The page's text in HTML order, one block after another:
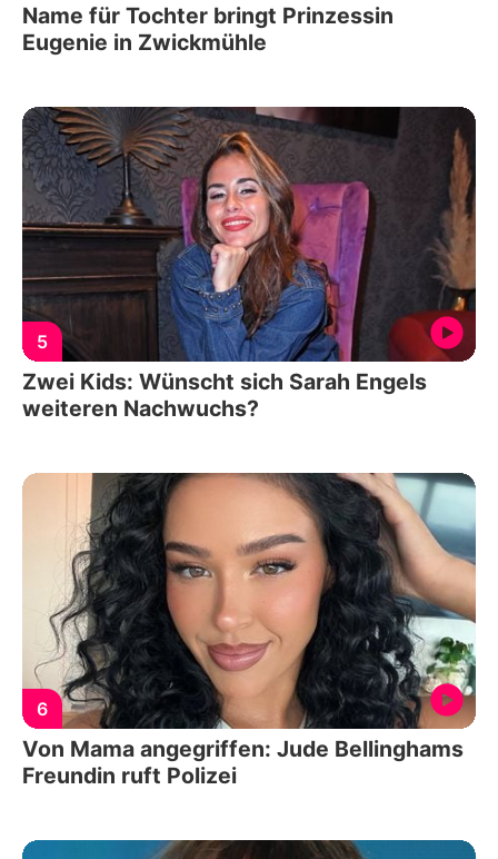
Name für Tochter bringt Prinzessin
Eugenie in Zwickmühle
5
Zwei Kids: Wünscht sich Sarah Engels
weiteren Nachwuchs?
6
Von Mama angegriffen: Jude Bellinghams
Freundin ruft Polizei